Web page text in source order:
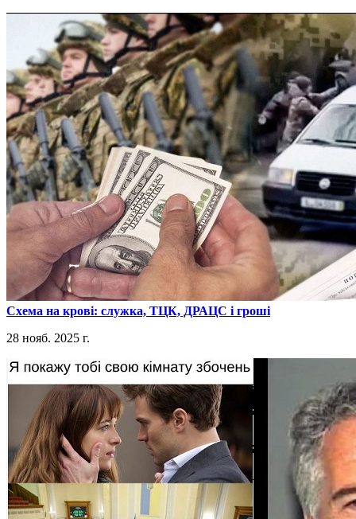
​Схема на крові: служка, ТЦК, ДРАЦС і гроші
28 нояб. 2025 г.